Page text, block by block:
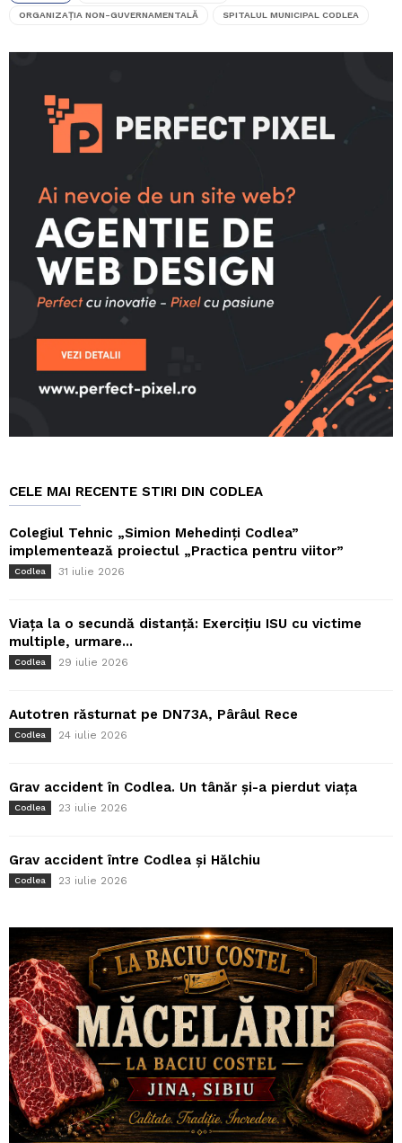
ORGANIZAȚIA NON-GUVERNAMENTALĂ SPITALUL MUNICIPAL CODLEA
CELE MAI RECENTE STIRI DIN CODLEA
Colegiul Tehnic „Simion Mehedinți Codlea”
implementează proiectul „Practica pentru viitor”
Codlea 31 iulie 2026
Viața la o secundă distanță: Exercițiu ISU cu victime
multiple, urmare...
Codlea 29 iulie 2026
Autotren răsturnat pe DN73A, Pârâul Rece
Codlea 24 iulie 2026
Grav accident în Codlea. Un tânăr și-a pierdut viața
Codlea 23 iulie 2026
Grav accident între Codlea și Hălchiu
Codlea 23 iulie 2026